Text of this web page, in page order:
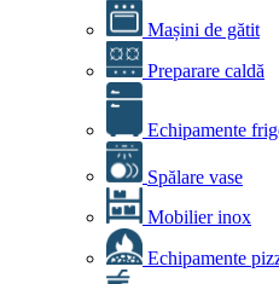
Mașini de gătit
Preparare caldă
Echipamente
Spălare vase
Mobilier inox
Echipamente